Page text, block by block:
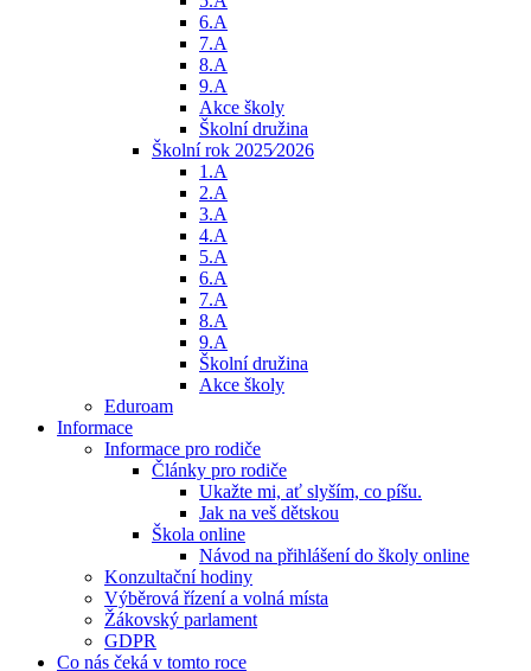
6.A
7.A
8.A
9.A
Akce školy
Školní družina
Školní rok 2025⁄2026
1.A
2.A
3.A
4.A
5.A
6.A
7.A
8.A
9.A
Školní družina
Akce školy
Eduroam
Informace
Informace pro rodiče
Články pro rodiče
Ukažte mi, ať slyším, co píšu.
Jak na veš dětskou
Škola online
Návod na přihlášení do školy online
Konzultační hodiny
Výběrová řízení a volná místa
Žákovský parlament
GDPR
Co nás čeká v tomto roce